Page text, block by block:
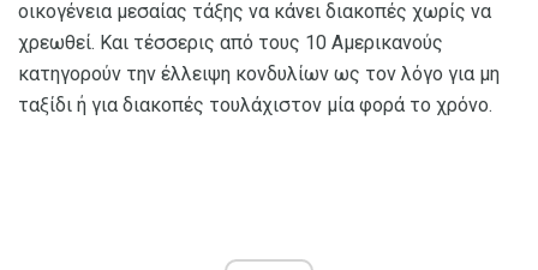
οικογένεια μεσαίας τάξης να κάνει διακοπές χωρίς να
χρεωθεί. Και τέσσερις από τους 10 Αμερικανούς
κατηγορούν την έλλειψη κονδυλίων ως τον λόγο για μη
ταξίδι ή για διακοπές τουλάχιστον μία φορά το χρόνο.